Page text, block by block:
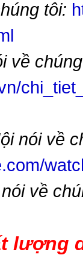
tôi:
về chúng
nói về
về
lượng